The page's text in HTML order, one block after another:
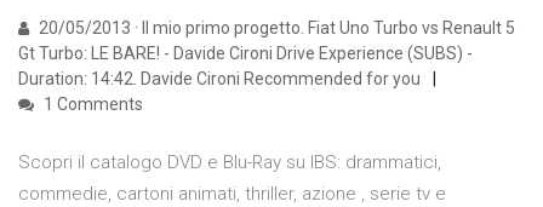
20/05/2013 · Il mio primo progetto. Fiat Uno Turbo vs Renault 5
Gt Turbo: LE BARE! - Davide Cironi Drive Experience (SUBS) -
Duration: 14:42. Davide Cironi Recommended for you
1 Comments
Scopri il catalogo DVD e Blu-Ray su IBS: drammatici,
commedie, cartoni animati, thriller, azione , serie tv e